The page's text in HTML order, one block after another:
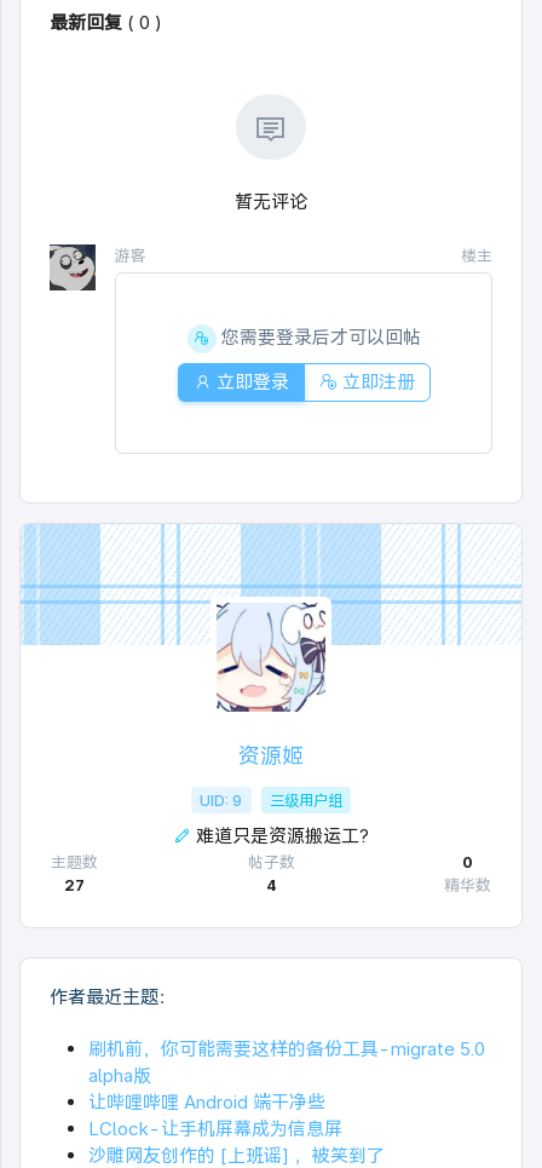
最新回复 ( 0 )
暂无评论
游客 楼主
您需要登录后才可以回帖
立即登录
立即注册
资源姬
UID: 9 三级用户组
难道只是资源搬运工?
主题数
27
帖子数
4
0
精华数
作者最近主题：
刷机前，你可能需要这样的备份工具-migrate 5.0
alpha版
让哔哩哔哩 Android 端干净些
LClock-让手机屏幕成为信息屏
沙雕网友创作的 [上班谣] ，被笑到了